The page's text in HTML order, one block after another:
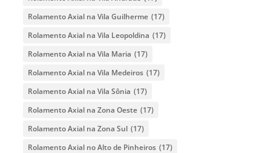
Rolamento Axial na Vila Guilherme (17)
Rolamento Axial na Vila Leopoldina (17)
Rolamento Axial na Vila Maria (17)
Rolamento Axial na Vila Medeiros (17)
Rolamento Axial na Vila Sônia (17)
Rolamento Axial na Zona Oeste (17)
Rolamento Axial na Zona Sul (17)
Rolamento Axial no Alto de Pinheiros (17)